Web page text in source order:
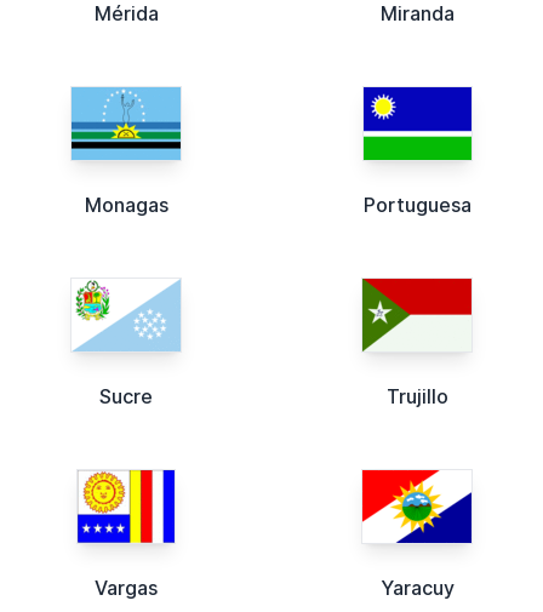
Mérida Miranda
Monagas Portuguesa
Sucre Trujillo
Vargas Yaracuy